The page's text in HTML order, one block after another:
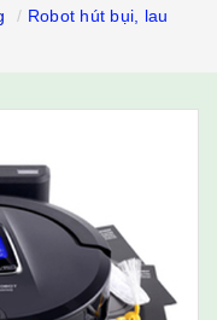
Robot hút bụi, lau